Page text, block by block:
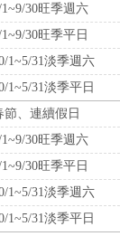
30旺季週六
30旺季平日
1~5/31淡季週六
1~5/31淡季平日
節、連續假日
30旺季週六
30旺季平日
1~5/31淡季週六
1~5/31淡季平日